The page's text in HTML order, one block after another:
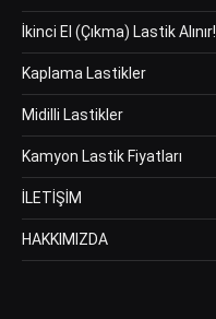
İkinci El (Çıkma) Lastik Alınır!
Kaplama Lastikler
Midilli Lastikler
Kamyon Lastik Fiyatları
İLETİŞİM
HAKKIMIZDA